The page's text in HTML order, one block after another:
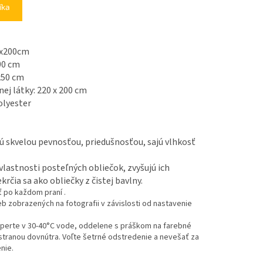
cm
cm
látky: 220 x 200 cm
skvelou pevnosťou, priedušnosťou,sajú vlhkosť
posteľných obliečok, zvyšujú ich
sa ako obliečky z čistej bavlny.
každom praní .
zobrazených na fotografii v závislosti od nastavenie
v 30-40°C vode, oddelene s práškom na farebné
dovnútra. Voľte šetrné odstredenie a nevešať za